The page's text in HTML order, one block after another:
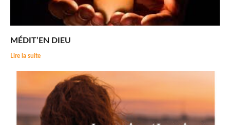
MÉDIT’EN DIEU
Lire la suite